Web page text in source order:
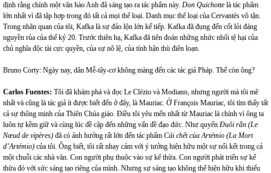
định rằng chính một văn hào Anh đã sáng tạo ra tác phẩm này. Don Quichotte là tác phẩm
lớn nhất vì đã tập hợp trong đó tất cả mọi thể loại. Danh mục thể loại của Cervantès vô tận.
Trong nhãn quan của tôi, Kafka là sự đảo lộn lớn kế tiếp. Kafka đã đụng đến cốt lỏi đáng
nguyền rủa của thế kỷ 20. Trước thiên hạ, Kafka đã tiên đoán những nhức nhối tệ hại của
chủ nghĩa độc tài cực quyền, của sự nô lệ, của tính hận thù điên loạn.
Bruno Corty: Ngày nay, dân Mễ-tây-cơ không màng đến các tác giả Pháp. Thế còn ông?
Carlos Fuentes: Tôi đã khám phá và đọc Le Clézio và Modiano, nhưng người mà tôi mê
nhất và cũng là tác giả ít được biết đến ở đây, là Mauriac. Ở François Mauriac, tôi tìm thấy tất
cả sự thông minh của Thiên Chúa giáo. Điều tôi yêu mến nhất từ Mauriac là chính vì ông ta
luôn tự kềm giữ và cùng lúc đề cập đến những vấn đề đạo đức. Như quyển Đuôi rắn (Le
Nœud de vipères) đã có ảnh hưởng rất lớn đến tác phẩm Cái chết của Artémio (La Mort
d’Artémio) của tôi. Ông biết, tôi rất nhạy cảm với ý tưởng hiện hữu một sự nối kết trong cả
một chuỗi các nhà văn. Con người phụ thuộc vào sự kế thừa. Con người phát triển sự kế
thừa đó với sức sáng tạo riêng của mình. Nhưng sự sáng tạo không thể hiện hữu khi thiếu